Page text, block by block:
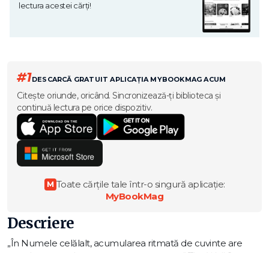
lectura acestei cărți!
#1DESCARCĂ GRATUIT APLICAȚIA MYBOOKMAG ACUM
Citește oriunde, oricând. Sincronizează-ți biblioteca și
continuă lectura pe orice dispozitiv.
M Toate cărțile tale într-o singură aplicație:
MyBookMag
Descriere
„În Numele celălalt, acumularea ritmată de cuvinte are